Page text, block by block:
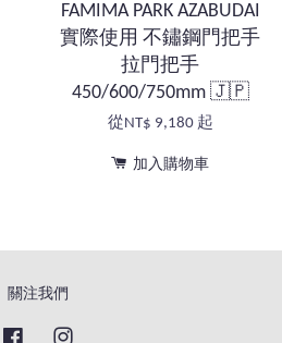
FAMIMA PARK AZABUDAI
實際使用 不鏽鋼門把手
拉門把手
450/600/750mm 🇯🇵
從NT$ 9,180 起
加入購物車
關注我們
Facebook